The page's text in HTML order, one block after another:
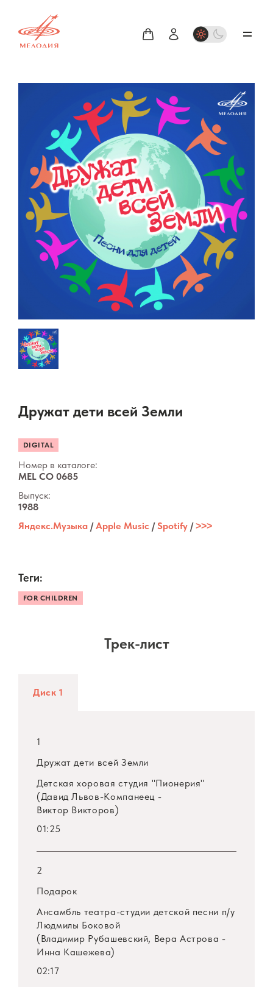
Дружат дети всей Земли
DIGITAL
Номер в каталоге:
MEL CO 0685
Выпуск:
1988
Яндекс.Музыка /Apple Music /Spotify /˃˃˃
Теги:
FOR CHILDREN
Трек-лист
Диск 1
1
Дружат дети всей Земли
Детская хоровая студия "Пионерия"
(Давид Львов-Компанеец -
Виктор Викторов)
01:25
2
Подарок
Ансамбль театра-студии детской песни п/у
Людмилы Боковой
(Владимир Рубашевский, Вера Астрова -
Инна Кашежева)
02:17